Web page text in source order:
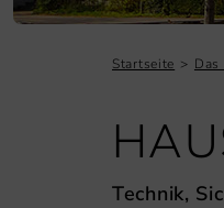
Startseite
Technik,